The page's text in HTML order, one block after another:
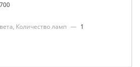
700
Количество ламп — 1